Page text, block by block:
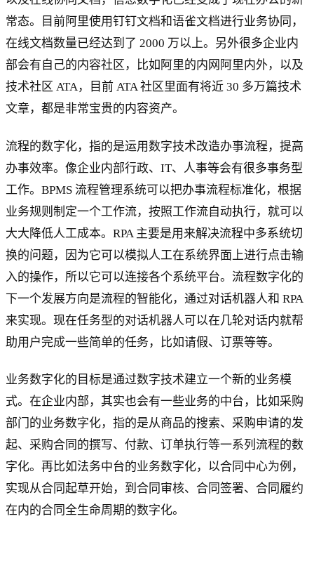
常态。目前阿里使用钉钉文档和语雀文档进行业务协同，
在线文档数量已经达到了 2000 万以上。另外很多企业内
部会有自己的内容社区，比如阿里的内网阿里内外，以及
技术社区 ATA，目前 ATA 社区里面有将近 30 多万篇技术
文章，都是非常宝贵的内容资产。
流程的数字化，指的是运用数字技术改造办事流程，提高
办事效率。像企业内部行政、IT、人事等会有很多事务型
工作。BPMS 流程管理系统可以把办事流程标准化，根据
业务规则制定一个工作流，按照工作流自动执行，就可以
大大降低人工成本。RPA 主要是用来解决流程中多系统切
换的问题，因为它可以模拟人工在系统界面上进行点击输
入的操作，所以它可以连接各个系统平台。流程数字化的
下一个发展方向是流程的智能化，通过对话机器人和 RPA
来实现。现在任务型的对话机器人可以在几轮对话内就帮
助用户完成一些简单的任务，比如请假、订票等等。
业务数字化的目标是通过数字技术建立一个新的业务模
式。在企业内部，其实也会有一些业务的中台，比如采购
部门的业务数字化，指的是从商品的搜索、采购申请的发
起、采购合同的撰写、付款、订单执行等一系列流程的数
字化。再比如法务中台的业务数字化，以合同中心为例，
实现从合同起草开始，到合同审核、合同签署、合同履约
在内的合同全生命周期的数字化。